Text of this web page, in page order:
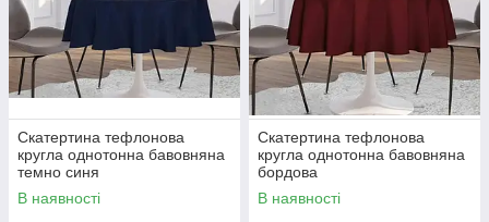
Скатертина тефлонова
кругла однотонна бавовняна
темно синя
В наявності
Скатертина тефлонова
кругла однотонна бавовняна
бордова
В наявності